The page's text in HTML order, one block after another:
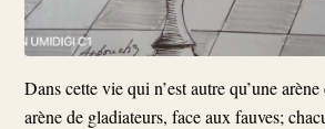
Dans cette vie qui n’est autre qu’une
arène de gladiateurs, face aux fauves;